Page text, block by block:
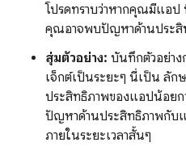
โปรดทราบว่าหากคุณมีแอป
คุณอาจพบปัญหาด้านประสิ
สุ่มตัวอย่าง: บันทึกตัวอย่าง
เจ็กต์เป็นระยะๆ นี่เป็น ลัก
ประสิทธิภาพของแอปน้อย
ปัญหาด้านประสิทธิภาพกับ
ภายในระยะเวลาสั้นๆ